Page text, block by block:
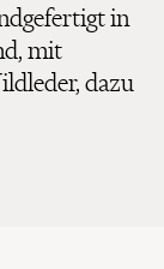
in
mit
dazu